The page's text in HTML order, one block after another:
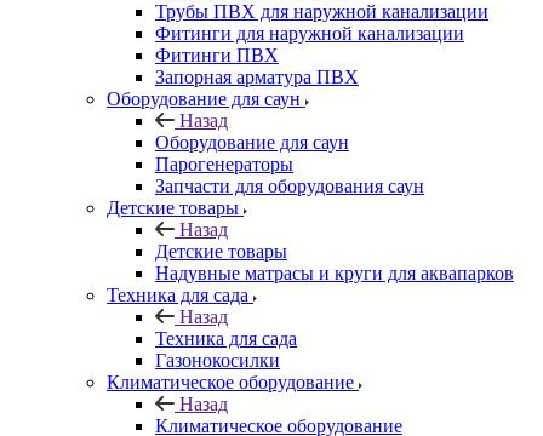
Трубы ПВХ для наружной канализации
Фитинги для наружной канализации
Фитинги ПВХ
Запорная арматура ПВХ
Оборудование для саун
Назад
Оборудование для саун
Парогенераторы
Запчасти для оборудования саун
Детские товары
Назад
Детские товары
Надувные матрасы и круги для аквапарков
Техника для сада
Назад
Техника для сада
Газонокосилки
Климатическое оборудование
Назад
Климатическое оборудование